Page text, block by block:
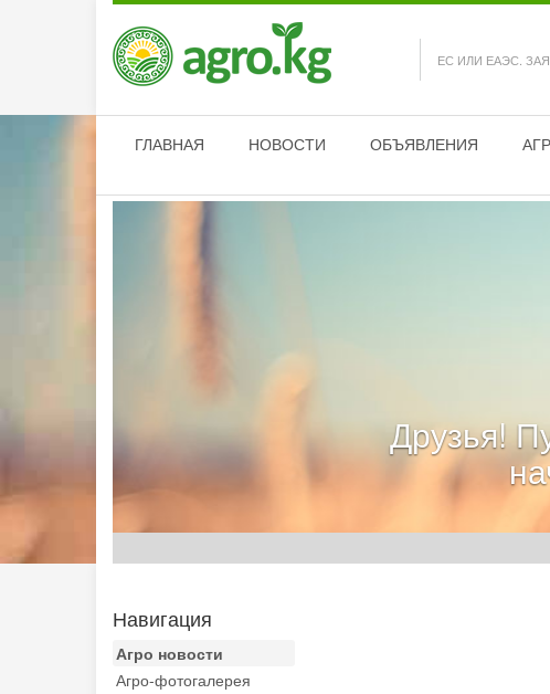
ЕС ИЛИ ЕАЭС.
ГЛАВНАЯ НОВОСТИ ОБЪЯВЛЕНИЯ
Друзья!
Навигация
Агро новости
Агро-фотогалерея